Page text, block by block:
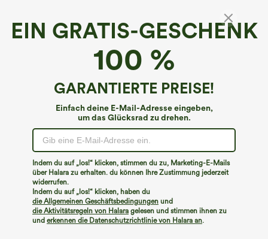
EIN GRATIS-GESCHENK
100 %
GARANTIERTE PREISE!
Einfach deine E-Mail-Adresse eingeben,
um das Glücksrad zu drehen.
Indem du auf „los!“ klicken, stimmen du zu, Marketing-E-Mails
über Halara zu erhalten. du können Ihre Zustimmung jederzeit
widerrufen.
Indem du auf „los!“ klicken, haben du
die Allgemeinen Geschäftsbedingungen und
die Aktivitätsregeln von Halara gelesen und stimmen ihnen zu
und erkennen die Datenschutzrichtlinie von Halara an.
Halara UltraSculpt™*
SoCinched Hoch taillierte, Po-Lifting 7/8-
Trainingsleggings mit Bauchkontrolle und
)
€31,95 EUR
Buy 2 For €52,62 EUR, 4 For €105,24 EUR